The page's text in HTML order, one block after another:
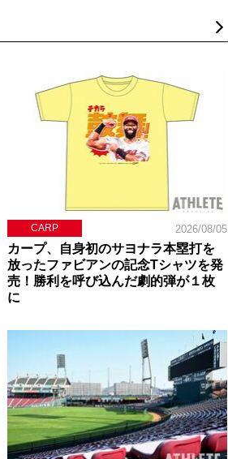
CARP 2026/08/05
カープ、自身初のサヨナラ本塁打を
放ったファビアンの記念Tシャツを発
売！勝利を呼び込んだ劇的弾が１枚
に